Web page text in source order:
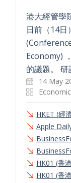
港大經管學
日前（14日
Economy)
的議題。
14 May
HKET (經
Apple
HK01 (香
HK01 (香